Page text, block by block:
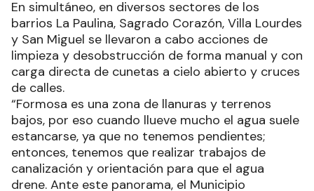
En simultáneo, en diversos sectores de los
barrios La Paulina, Sagrado Corazón, Villa Lourdes
y San Miguel se llevaron a cabo acciones de
limpieza y desobstrucción de forma manual y con
carga directa de cunetas a cielo abierto y cruces
de calles.
“Formosa es una zona de llanuras y terrenos
bajos, por eso cuando llueve mucho el agua suele
estancarse, ya que no tenemos pendientes;
entonces, tenemos que realizar trabajos de
canalización y orientación para que el agua
drene. Ante este panorama, el Municipio